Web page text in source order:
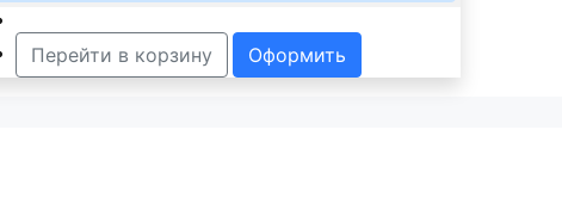
Перейти в корзину Оформить